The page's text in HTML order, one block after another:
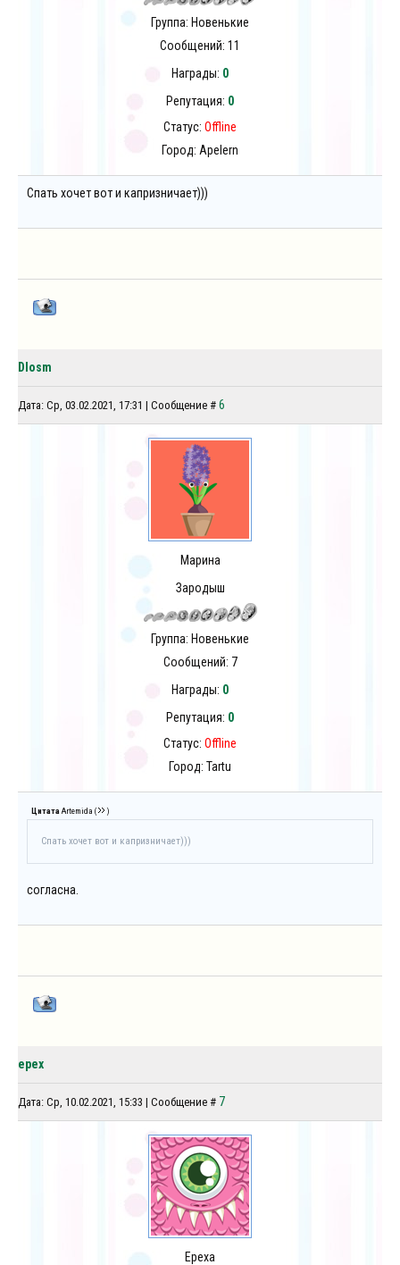
Группа: Новенькие
Сообщений: 11
Награды: 0
Репутация: 0
Статус: Offline
Город: Apelern
Спать хочет вот и капризничает)))
DIosm
Дата: Ср, 03.02.2021, 17:31 | Сообщение # 6
Марина
Зародыш
Группа: Новенькие
Сообщений: 7
Награды: 0
Репутация: 0
Статус: Offline
Город: Tartu
Цитата Artemida ( )
Спать хочет вот и капризничает)))
согласна.
epex
Дата: Ср, 10.02.2021, 15:33 | Сообщение # 7
Epexa